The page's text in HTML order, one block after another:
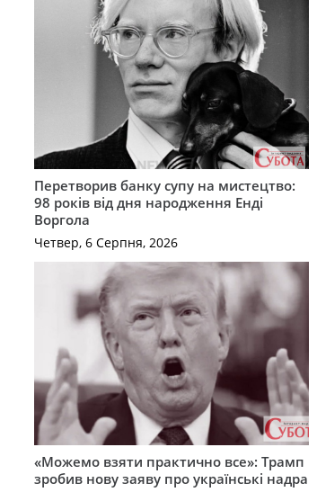
Перетворив банку супу на мистецтво:
98 років від дня народження Енді
Воргола
Четвер, 6 Серпня, 2026
«Можемо взяти практично все»: Трамп
зробив нову заяву про українські надра